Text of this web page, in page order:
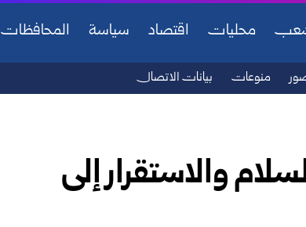
محليات اقتصاد سياسة المحافظات
منوعات بيانات الاتصال
والاستقرار إلى